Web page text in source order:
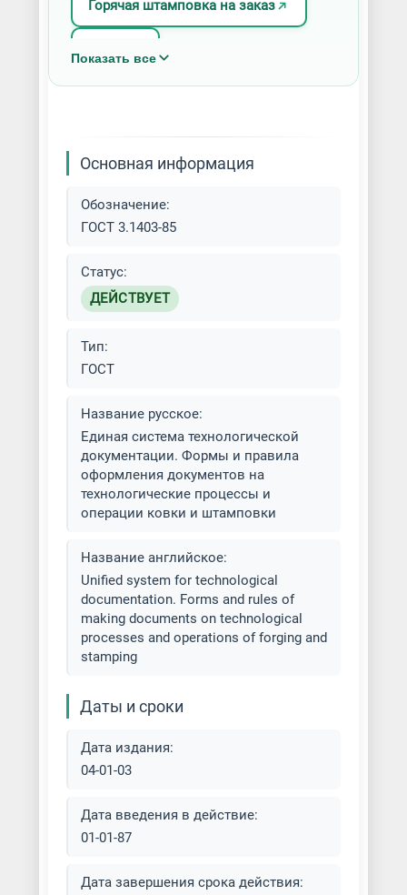
Горячая штамповка на заказ
Листовая штамповка
Обработка металла давлением
Объемная штамповка
Прокатка-прессование металла
Радиальная ковка
Ручная ковка
Способы гибки
Холодная ковка
Холодная штамповка
Художественная ковка
Художественная штамповка
Штамповка
Штамповка для ковки
Штамповка изделий из латуни
Показать все
Основная информация
Обозначение:
ГОСТ 3.1403-85
Статус:
ДЕЙСТВУЕТ
Тип:
ГОСТ
Название русское:
Единая система технологической
документации. Формы и правила
оформления документов на
технологические процессы и
операции ковки и штамповки
Название английское:
Unified system for technological
documentation. Forms and rules of
making documents on technological
processes and operations of forging and
stamping
Даты и сроки
Дата издания:
04-01-03
Дата введения в действие:
01-01-87
Дата завершения срока действия: